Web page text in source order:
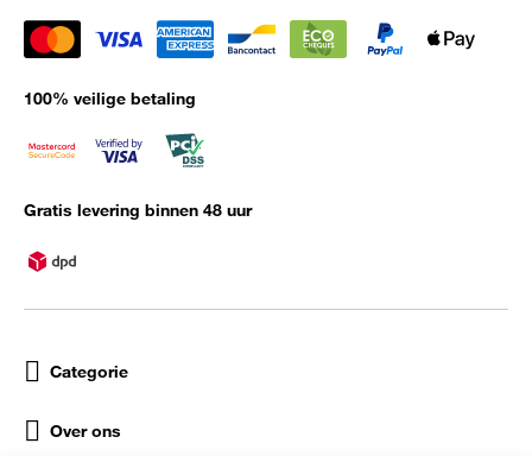
100% veilige betaling
Gratis levering binnen 48 uur
Categorie
Over ons